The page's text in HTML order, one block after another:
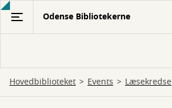
Gå
hovedindhold
Odense Bibliotekerne
Hovedbiblioteket Events Læsekredse